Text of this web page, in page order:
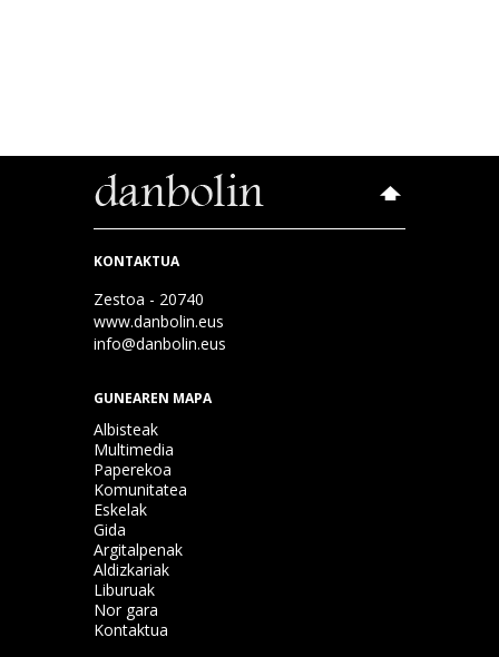
KONTAKTUA
Zestoa - 20740
www.danbolin.eus
info@danbolin.eus
GUNEAREN MAPA
Albisteak
Multimedia
Paperekoa
Komunitatea
Eskelak
Gida
Argitalpenak
Aldizkariak
Liburuak
Nor gara
Kontaktua